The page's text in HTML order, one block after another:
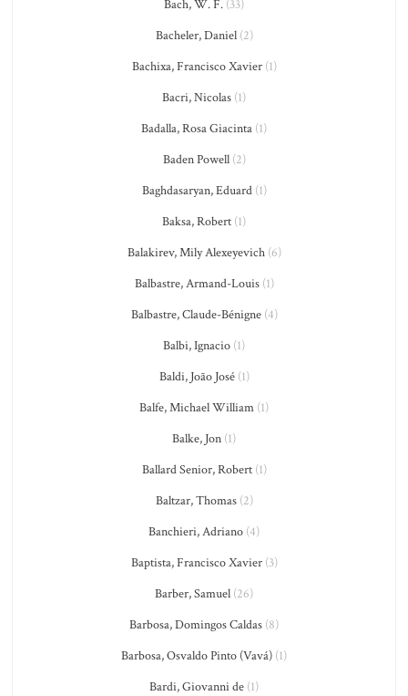
Bach, W. F. (33)
Bacheler, Daniel(2)
Bachixa, Francisco Xavier(1)
Bacri, Nicolas (1)
Badalla, Rosa Giacinta (1)
Baden Powell(2)
Baghdasaryan, Eduard(1)
Baksa, Robert (1)
Balakirev, Mily Alexeyevich(6)
Balbastre, Armand-Louis(1)
Balbastre, Claude-Bénigne(4)
Balbi, Ignacio (1)
Baldi, João José(1)
Balfe, Michael William (1)
Balke, Jon (1)
Ballard Senior, Robert(1)
Baltzar, Thomas(2)
Banchieri, Adriano (4)
Baptista, Francisco Xavier(3)
Barber, Samuel (26)
Barbosa, Domingos Caldas (8)
Barbosa, Osvaldo Pinto (Vavá) (1)
Bardi, Giovanni de (1)